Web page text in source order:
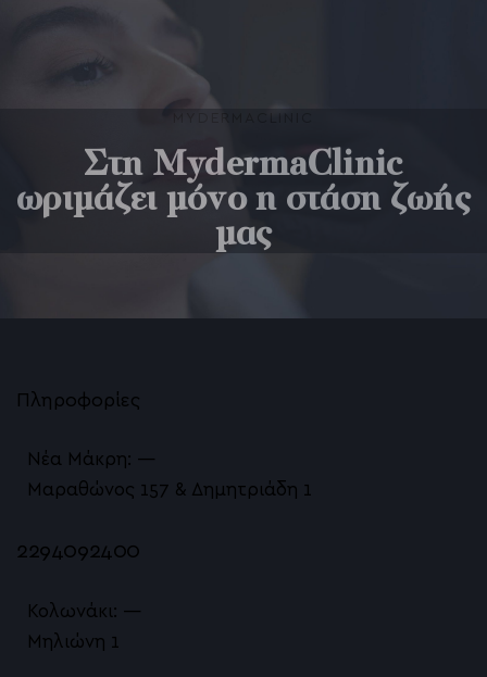
Στη MydermaClinic
ωριμάζει μόνο η στάση ζωής
μας
Πληροφορίες
Νέα Μάκρη: —
Μαραθώνος 157 & Δημητριάδη 1
2294092400
Κολωνάκι: —
Μηλιώνη 1